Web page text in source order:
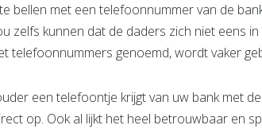
bellen met een telefoonnummer van de
zelfs kunnen dat de daders zich niet eens
telefoonnummers genoemd, wordt vaker
een telefoontje krijgt van uw bank met
op. Ook al lijkt het heel betrouwbaar en